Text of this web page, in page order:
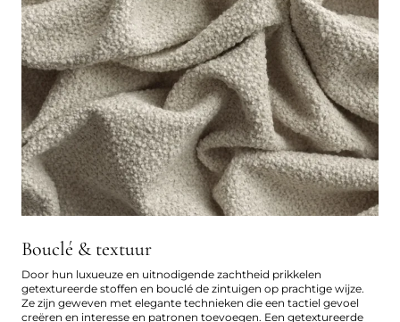
Bouclé & textuur
Door hun luxueuze en uitnodigende zachtheid prikkelen
getextureerde stoffen en bouclé de zintuigen op prachtige wijze.
Ze zijn geweven met elegante technieken die een tactiel gevoel
creëren en interesse en patronen toevoegen. Een getextureerde